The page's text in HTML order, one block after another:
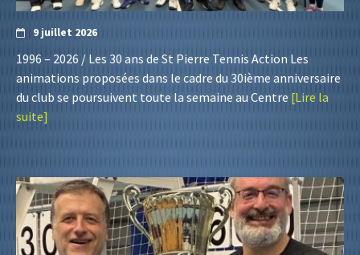
9 juillet 2026
1996 – 2026 / Les 30 ans de St Pierre Tennis Action Les
animations proposées dans le cadre du 30ième anniversaire
du club se poursuivent toute la semaine au Centre [Lire la
suite]